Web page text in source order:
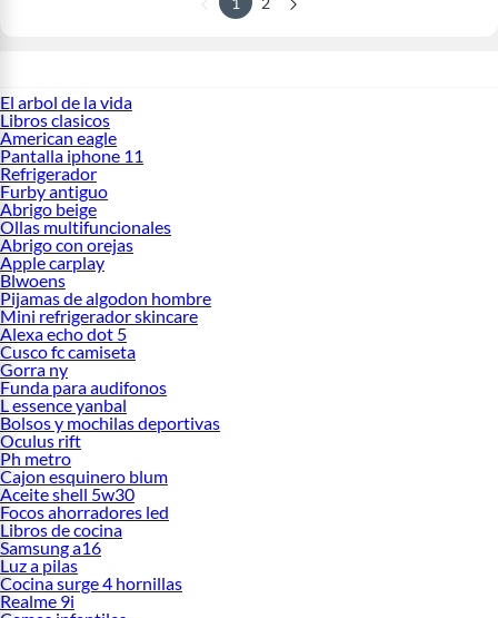
El arbol de la vida
Libros clasicos
American eagle
Pantalla iphone 11
Refrigerador
Furby antiguo
Abrigo beige
Ollas multifuncionales
Abrigo con orejas
Apple carplay
Blwoens
Pijamas de algodon hombre
Mini refrigerador skincare
Alexa echo dot 5
Cusco fc camiseta
Gorra ny
Funda para audifonos
L essence yanbal
Bolsos y mochilas deportivas
Oculus rift
Ph metro
Cajon esquinero blum
Aceite shell 5w30
Focos ahorradores led
Libros de cocina
Samsung a16
Luz a pilas
Cocina surge 4 hornillas
Realme 9i